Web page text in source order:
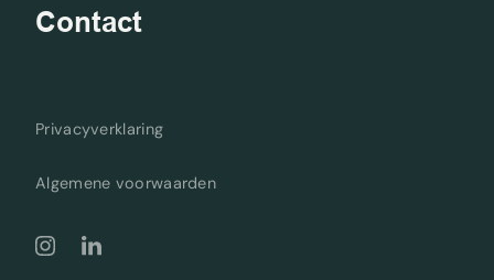
Contact
Privacyverklaring
Algemene voorwaarden